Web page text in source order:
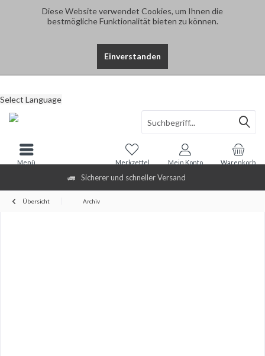
Diese Website verwendet Cookies, um Ihnen die
bestmögliche Funktionalität bieten zu können.
Einverstanden
Sicherer und schneller Versand
Select Language
Warenkorb
Merkzettel Mein Konto
Menü
Übersicht Archiv